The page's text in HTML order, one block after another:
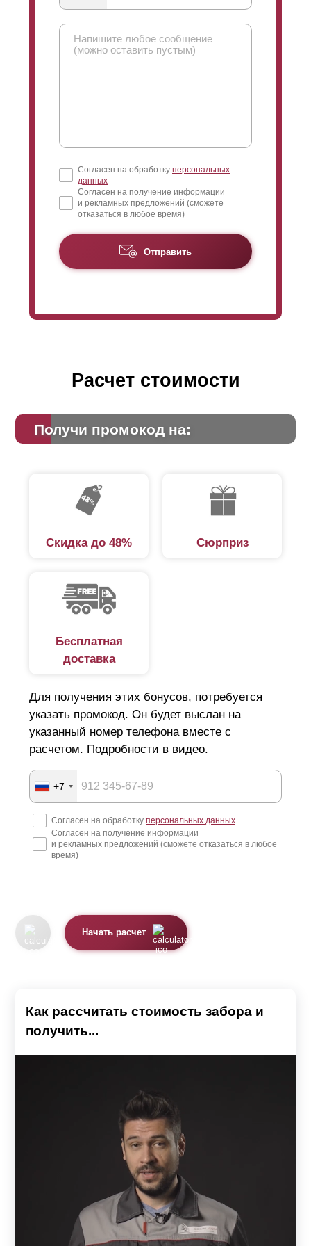
смотреть с лицевой стороны, то видно будет только
небо, а не участок. А вот с внутренней стороны
забора обзор будет, наоборот, направлен на нижнюю
часть пространства. Поэтому с участка можно
Согласен на обработку персональных
данных
Согласен на получение информации
и рекламных предложений (сможете
отказаться в любое время)
Отправить
Расчет стоимости
Получи промокод на:
Скидка до 48% Сюрприз
Бесплатная
доставка
Для получения этих бонусов, потребуется
указать промокод. Он будет выслан на
указанный номер телефона вместе с
расчетом. Подробности в видео.
+7
Согласен на обработку персональных данных
Согласен на получение информации
и рекламных предложений (сможете отказаться в любое
время)
Начать расчет
Как рассчитать стоимость забора и
получить...